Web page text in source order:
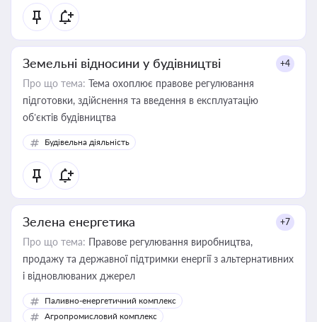
Земельні відносини у будівництві +4
Про що тема: Тема охоплює правове регулювання
підготовки, здійснення та введення в експлуатацію
об’єктів будівництва
Будівельна діяльність
Зелена енергетика +7
Про що тема: Правове регулювання виробництва,
продажу та державної підтримки енергії з альтернативних
і відновлюваних джерел
Паливно-енергетичний комплекс
Агропромисловий комплекс